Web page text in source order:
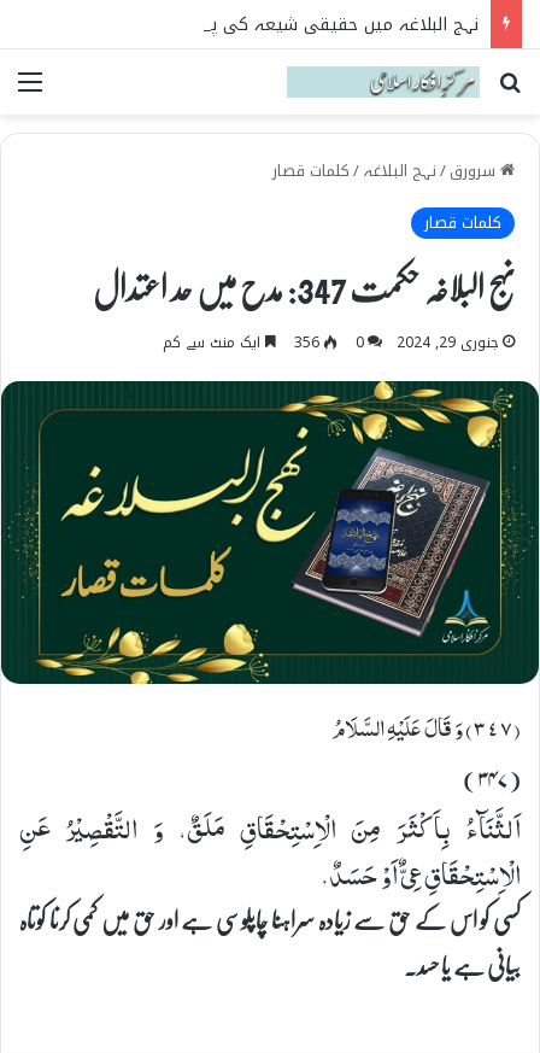
نہج البلاغہ میں حقیقی شیعہ کی پہچان
Search for
سرورق/نہج البلاغہ/کلمات قصار
کلمات قصار
نہج البلاغہ حکمت 347: مدح میں حد اعتدال
جنوری 29, 2024 0
356 ایک منٹ سے کم
(٣٤٧) وَ قَالَ عَلَیْهِ السَّلَامُ
(۳۴۷)
اَلثَّنَآءُ بِاَكْثَرَ مِنَ الْاِسْتِحْقَاقِ مَلَقٌ، وَ التَّقْصِیْرُ عَنِ
الْاِسْتِحْقَاقِ عِیٌّ اَوْ حَسَدٌ.
کسی کو اس کے حق سے زیادہ سراہنا چاپلوسی ہے اور حق میں کمی کرنا کوتاہ
بیانی ہے یا حسد۔